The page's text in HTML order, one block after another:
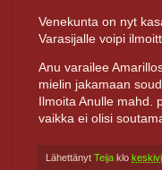
Venekunta on nyt
Varasijalle voipi
Anu varailee
mielin jakamaan
Ilmoita Anulle mahd.
vaikka ei olisi
Lähettänyt Teija klo